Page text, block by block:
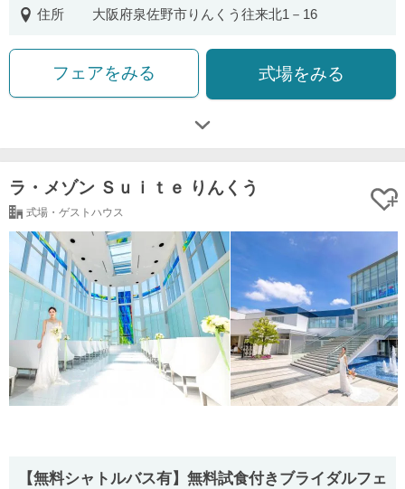
住所
大阪府泉佐野市りんくう往来北1－16
フェアをみる 式場をみる
ラ・メゾン Ｓｕｉｔｅ りんくう
式場・ゲストハウス
【無料シャトルバス有】無料試食付きブライダルフェ